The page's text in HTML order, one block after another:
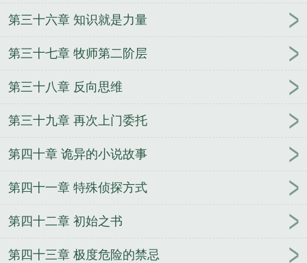
第三十六章 知识就是力量
第三十七章 牧师第二阶层
第三十八章 反向思维
第三十九章 再次上门委托
第四十章 诡异的小说故事
第四十一章 特殊侦探方式
第四十二章 初始之书
第四十三章 极度危险的禁忌